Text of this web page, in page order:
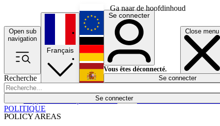
Ga naar de hoofdinhoud
Open sub
navigation
Close menu
Recherche
Se connecter
POLICY AREAS
Économie
Français
English
Deutsch
Español
Se connecter
Vous êtes déconnecté.
Se connecter
POLITIQUE